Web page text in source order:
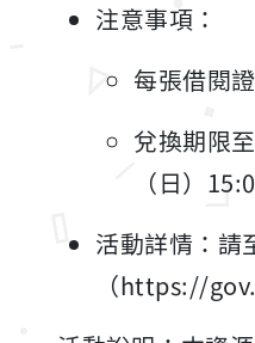
注意事項：
每張借閱
兌換期限
（日）
活動詳情：請
（https://